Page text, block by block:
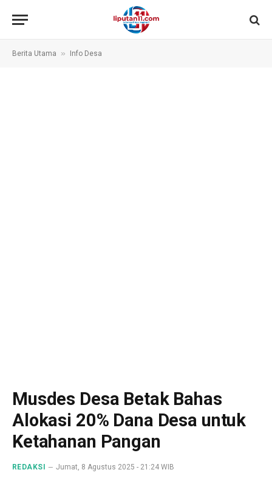
Berita Utama » Info Desa
Musdes Desa Betak Bahas
Alokasi 20% Dana Desa untuk
Ketahanan Pangan
REDAKSI Jumat, 8 Agustus 2025 - 21:24 WIB